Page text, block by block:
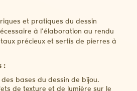
et pratiques du dessin
à l’élaboration au rendu
précieux et sertis de pierres à
:
bases du dessin de bijou.
de texture et de lumière sur le